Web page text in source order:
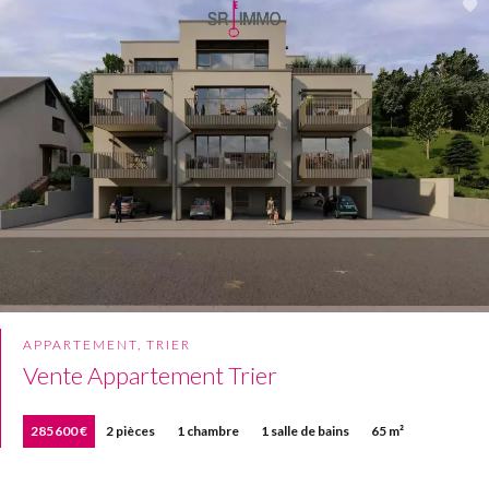
APPARTEMENT, TRIER
Vente Appartement Trier
285 600 € 2 pièces 1 chambre 1 salle de bains 65 m²